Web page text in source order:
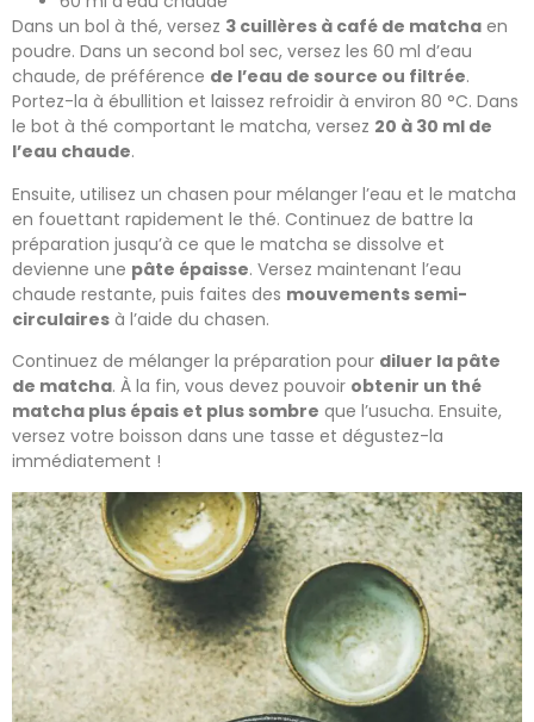
Dans un bol à thé, versez 3 cuillères à café de matcha en
poudre. Dans un second bol sec, versez les 60 ml d’eau
chaude, de préférence de l’eau de source ou filtrée.
Portez-la à ébullition et laissez refroidir à environ 80 °C. Dans
le bot à thé comportant le matcha, versez 20 à 30 ml de
l’eau chaude.
Ensuite, utilisez un chasen pour mélanger l’eau et le matcha
en fouettant rapidement le thé. Continuez de battre la
préparation jusqu’à ce que le matcha se dissolve et
devienne une pâte épaisse. Versez maintenant l’eau
chaude restante, puis faites des mouvements semi-
circulaires à l’aide du chasen.
Continuez de mélanger la préparation pour diluer la pâte
de matcha. À la fin, vous devez pouvoir obtenir un thé
matcha plus épais et plus sombre que l’usucha. Ensuite,
versez votre boisson dans une tasse et dégustez-la
immédiatement !